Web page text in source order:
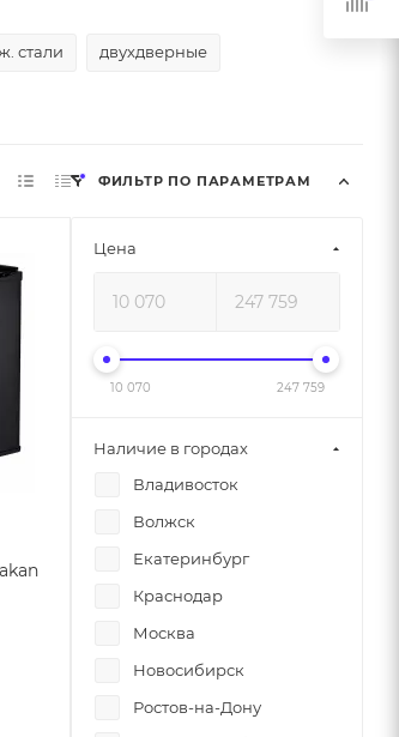
стали двухдверные
ФИЛЬТР ПО ПАРАМЕТРАМ
Цена
10 070 247 759
Наличие в городах
Владивосток
Волжск
Екатеринбург
Краснодар
Москва
Новосибирск
Ростов-на-Дону